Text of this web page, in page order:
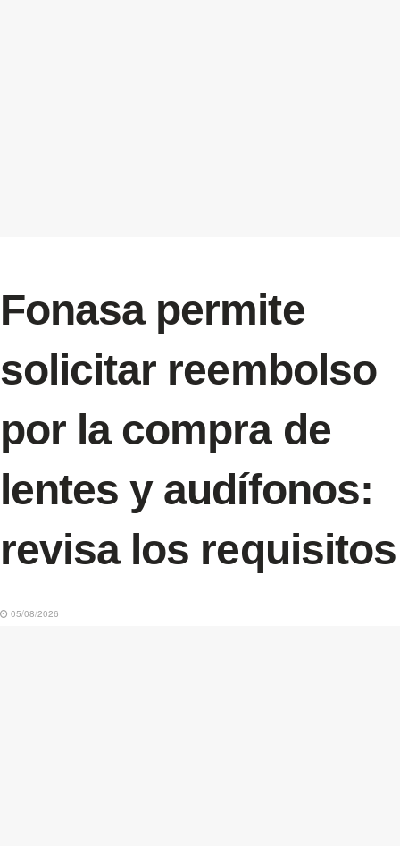
Fonasa permite
solicitar reembolso
por la compra de
lentes y audífonos:
revisa los requisitos
05/08/2026